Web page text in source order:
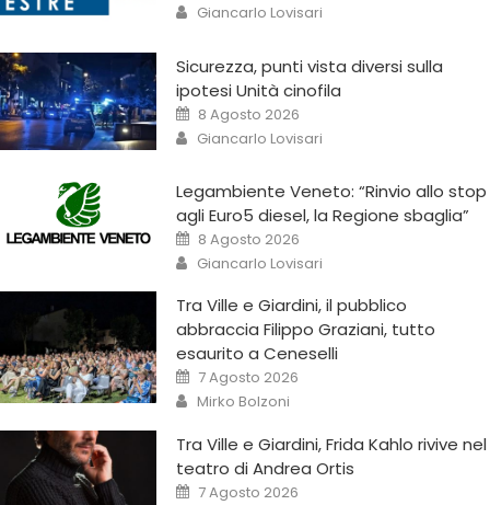
Giancarlo Lovisari
Sicurezza, punti vista diversi sulla
ipotesi Unità cinofila
8 Agosto 2026
Giancarlo Lovisari
Legambiente Veneto: “Rinvio allo stop
agli Euro5 diesel, la Regione sbaglia”
8 Agosto 2026
Giancarlo Lovisari
Tra Ville e Giardini, il pubblico
abbraccia Filippo Graziani, tutto
esaurito a Ceneselli
7 Agosto 2026
Mirko Bolzoni
Tra Ville e Giardini, Frida Kahlo rivive nel
teatro di Andrea Ortis
7 Agosto 2026